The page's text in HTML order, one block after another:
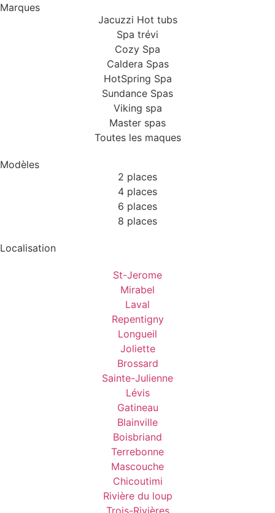
Marques
Jacuzzi Hot tubs
Spa trévi
Cozy Spa
Caldera Spas
HotSpring Spa
Sundance Spas
Viking spa
Master spas
Toutes les maques
Modèles
2 places
4 places
6 places
8 places
Localisation
St-Jerome
Mirabel
Laval
Repentigny
Longueil
Joliette
Brossard
Sainte-Julienne
Lévis
Gatineau
Blainville
Boisbriand
Terrebonne
Mascouche
Chicoutimi
Rivière du loup
Trois-Rivières